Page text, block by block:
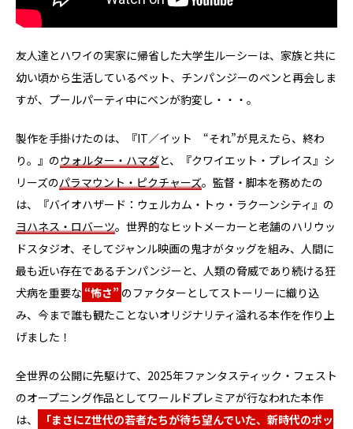
友人達とハワイの実家に帰省した大学生ルーシーは、家族と共に
幼い頃から生活しているペット、チンパンジーのベンと再会しま
すが、プールパーティ中にベンが豹変し・・・。
製作を手掛けたのは、『IT／イット “それ”が見えたら、終わ
り。』のウォルター・ハマダと、『クワイエット・プレイス』シ
リーズのパラマウント・ピクチャーズ。監督・脚本を務めたの
は、『バイオハザード：ウェルカム・トゥ・ラクーンシティ』の
ヨハネス・ロバーツ。世界的なヒットメーカーと老舗のハリウッ
ドスタジオ、そしてジャンル映画の鬼才がタッグを組み、人間に
最も近い存在であるチンパンジーと、人類の脅威であり続ける狂
犬病を重要な “怖さ” のファクターとしてストーリーに織り込
み、今まで誰も観たことないオリジナリティ溢れる本作を作り上
げました！
全世界の公開に先駆けて、2025年ファンタスティック・フェスト
のオープニング作品としてワールドプレミアが行なわれた本作
は、
「まさにZ世代の若者たちが待ち望んでいた、新時代のポッ